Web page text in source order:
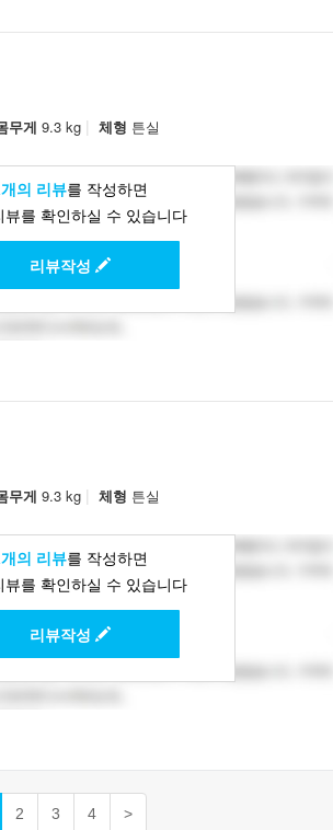
무게 9.3 kg | 체형 튼실
의 리뷰를 작성하면
뷰를 확인하실 수 있습니다
리뷰작성
무게 9.3 kg | 체형 튼실
의 리뷰를 작성하면
뷰를 확인하실 수 있습니다
리뷰작성
2 3 4 >